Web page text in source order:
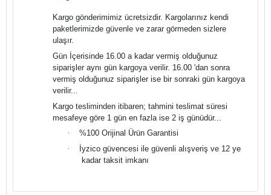
Kargo gönderimimiz ücretsizdir. Kargolarınız kendi
paketlerimizde güvenle ve zarar görmeden sizlere
ulaşır.
Gün İçerisinde 16.00 a kadar vermiş olduğunuz
siparişler aynı gün kargoya verilir. 16.00 'dan sonra
vermiş olduğunuz siparişler ise bir sonraki gün kargoya
verilir...
Kargo tesliminden itibaren; tahmini teslimat süresi
mesafeye göre 1 gün en fazla ise 2 iş günüdür...
·
%100 Orijinal Ürün Garantisi
·
İyzico güvencesi ile güvenli alışveriş ve 12 ye
kadar taksit imkanı